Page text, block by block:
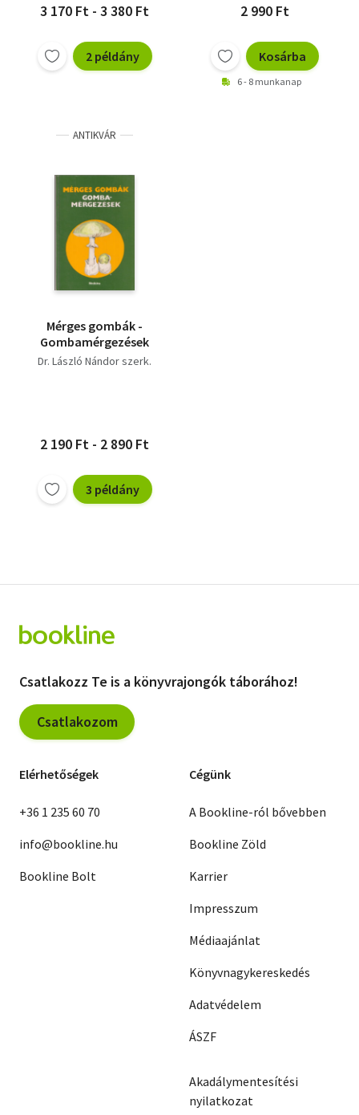
3 170 Ft - 3 380 Ft
2 példány
2 990 Ft
Kosárba
6 - 8 munkanap
ANTIKVÁR
Mérges gombák -
Gombamérgezések
Dr. László Nándor szerk.
2 190 Ft - 2 890 Ft
3 példány
Csatlakozz Te is a könyvrajongók táborához!
Csatlakozom
Elérhetőségek
+36 1 235 60 70
info@bookline.hu
Bookline Bolt
Cégünk
A Bookline-ról bővebben
Bookline Zöld
Karrier
Impresszum
Médiaajánlat
Könyvnagykereskedés
Adatvédelem
ÁSZF
Akadálymentesítési
nyilatkozat